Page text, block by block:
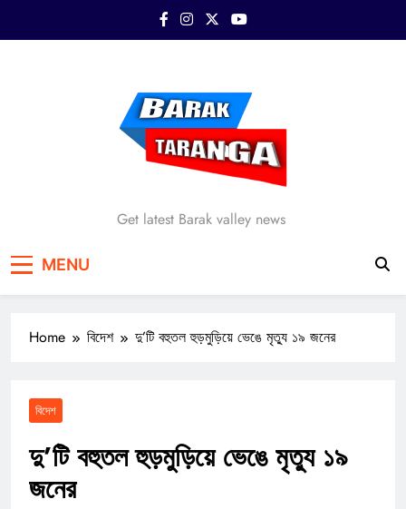
Barak Taranga
Get latest Barak valley news
MENU
Home বিদেশ দু’টি বহুতল হুড়মুড়িয়ে ভেঙে মৃত্যু ১৯ জনের
বিদেশ
দু’টি বহুতল হুড়মুড়িয়ে ভেঙে মৃত্যু ১৯
জনের